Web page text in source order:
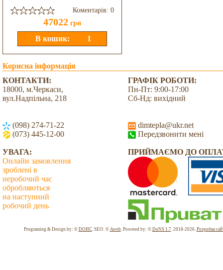
Коментарів: 0
47022 грн
Корисна інформація
КОНТАКТИ:
18000, м.Черкаси,
вул.Надпільна, 218
(098) 274-71-22
(073) 445-12-00
ГРАФІК РОБОТИ:
Пн-Пт: 9:00-17:00
Сб-Нд: вихідний
dimtepla@ukr.net
Передзвонити мені
УВАГА:
Онлайн замовлення
зроблені в
неробочий час
обробляються
на наступний
робочий день
ПРИЙМАЄМО ДО
Programing & Design by: © DOHC. SEO: © Aweb. Powered by: © DoNS 1.7. 2018-2026. Розробка